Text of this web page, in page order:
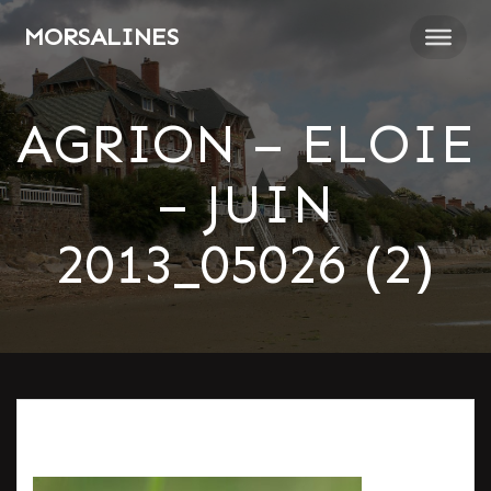
MORSALINES
AGRION – ELOIE
– JUIN
2013_05026 (2)